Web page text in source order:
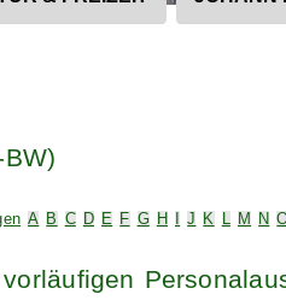
A B C D E F G H J K L M N